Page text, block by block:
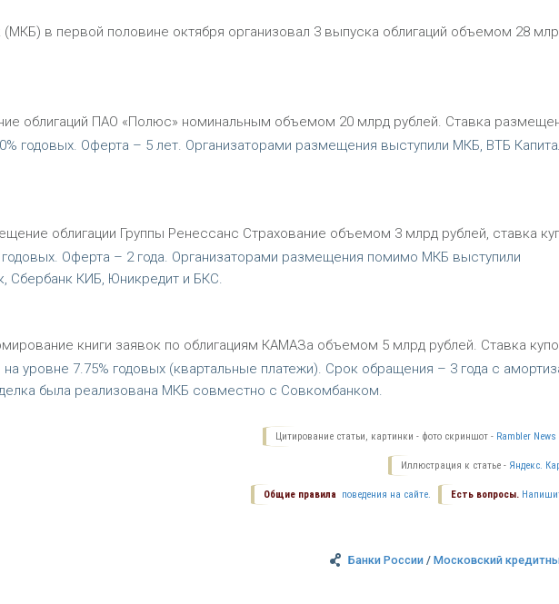
(МКБ) в первой половине октября организовал 3 выпуска облигаций объемом 28
облигаций ПАО «Полюс» номинальным объемом 20 млрд рублей. Ставка
годовых. Оферта – 5 лет. Организаторами размещения выступили МКБ, ВТБ
облигации Группы Ренессанс Страхование объемом 3 млрд рублей, ставка
годовых. Оферта – 2 года. Организаторами размещения помимо МКБ выступили
Сбербанк КИБ, Юникредит и БКС.
книги заявок по облигациям КАМАЗа объемом 5 млрд рублей. Ставка
уровне 7.75% годовых (квартальные платежи). Срок обращения – 3 года с
была реализована МКБ совместно с Совкомбанком.
Цитирование статьи, картинки - фото скриншот - Rambler News
Иллюстрация к статье - Яндекс.
Есть вопросы.
Общие правила поведения на сайте.
Банки России /Московский